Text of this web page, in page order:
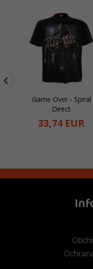
Game Over - Spiral
Direct
33,74 EUR